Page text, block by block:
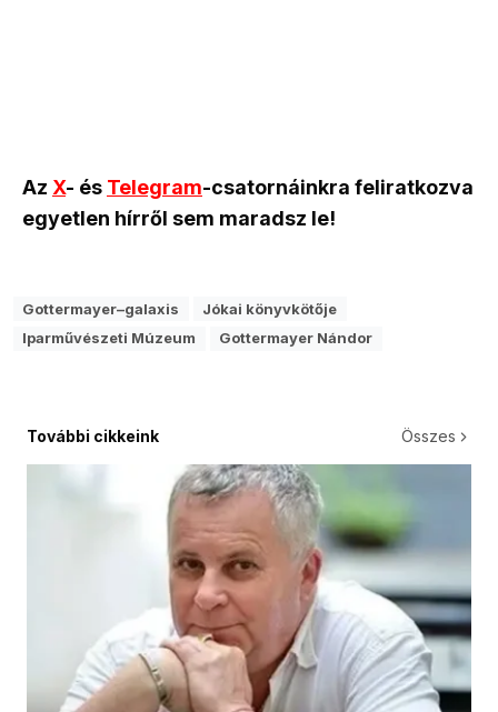
Az X- és Telegram-csatornáinkra feliratkozva
egyetlen hírről sem maradsz le!
Gottermayer–galaxis
Jókai könyvkötője
Iparművészeti Múzeum
Gottermayer Nándor
További cikkeink Összes